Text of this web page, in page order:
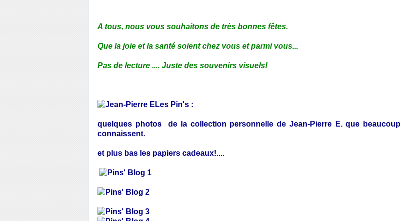
A tous, nous vous souhaitons de très bonnes fêtes.
Que la joie et la santé soient chez vous et parmi vous...
Pas de lecture .... Juste des souvenirs visuels!
Les Pin's :
quelques photos de la collection personnelle de Jean-Pierre E. que beaucoup
connaissent.
et plus bas les papiers cadeaux!....